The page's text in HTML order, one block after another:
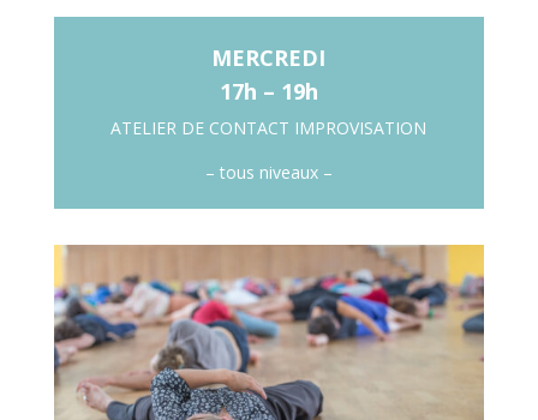
MERCREDI
17h – 19h
ATELIER DE CONTACT IMPROVISATION
– tous niveaux –